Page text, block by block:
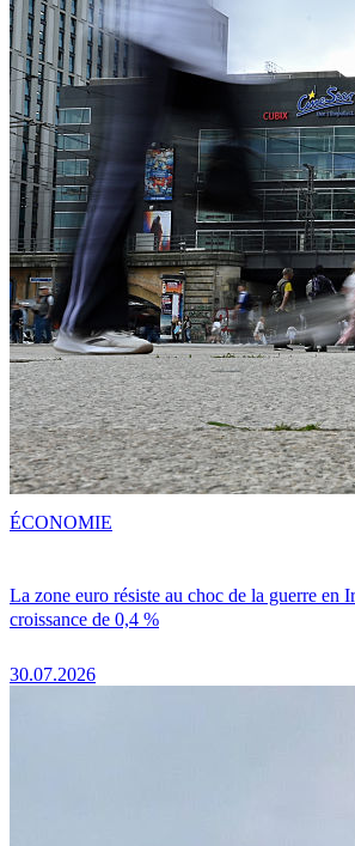
La zone euro résiste au choc de la guerre en
croissance de 0,4 %
30.07.2026
ÉCONOMIE